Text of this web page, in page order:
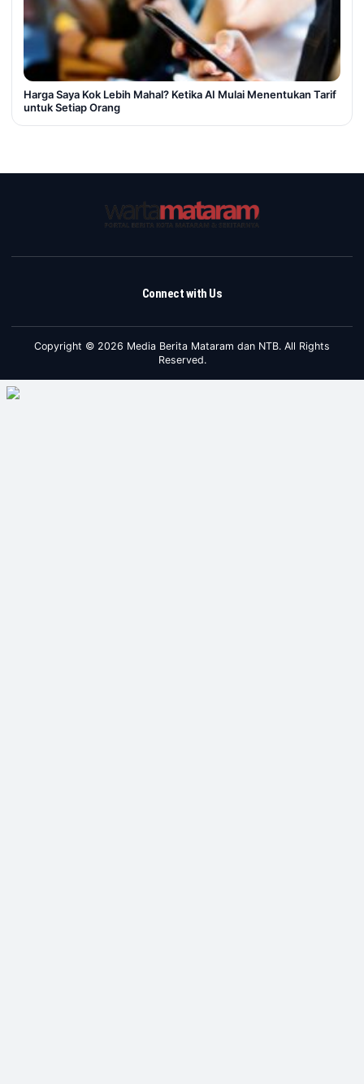
Harga Saya Kok Lebih Mahal? Ketika AI Mulai Menentukan Tarif
untuk Setiap Orang
Connect with Us
Copyright © 2026 Media Berita Mataram dan NTB. All Rights
Reserved.